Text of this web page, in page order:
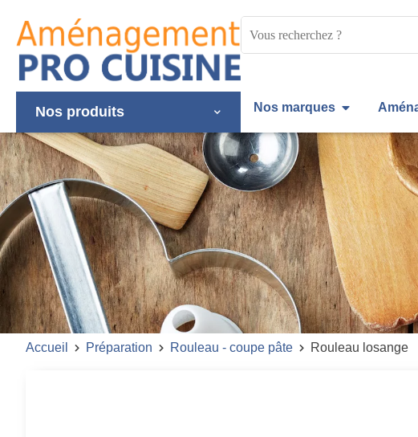
Nos produits Nos marques
Accueil Préparation Rouleau - coupe pâte Rouleau losange